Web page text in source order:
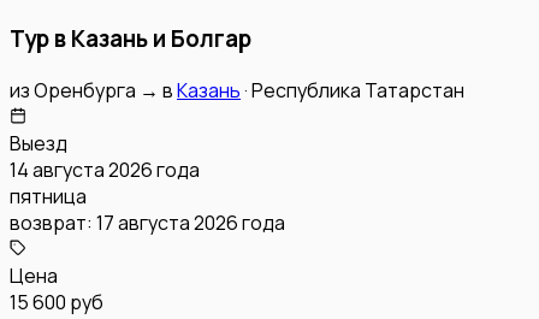
Тур в Казань и Болгар
изОренбурга → вКазань·Республика Татарстан
Выезд
14 августа 2026 года
пятница
возврат: 17 августа 2026 года
Цена
15 600 руб